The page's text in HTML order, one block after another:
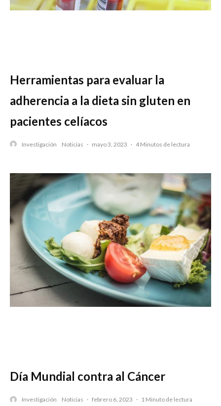
Herramientas para evaluar la
adherencia a la dieta sin gluten en
pacientes celíacos
Investigación Noticias · mayo 3, 2023 · 4 Minutos de lectura
Día Mundial contra al Cáncer
Investigación Noticias · febrero 6, 2023 · 1 Minuto de lectura